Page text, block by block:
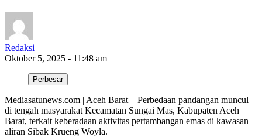
Redaksi
Oktober 5, 2025 - 11:48 am
Perbesar
Mediasatunews.com | Aceh Barat – Perbedaan pandangan muncul
di tengah masyarakat Kecamatan Sungai Mas, Kabupaten Aceh
Barat, terkait keberadaan aktivitas pertambangan emas di kawasan
aliran Sibak Krueng Woyla.